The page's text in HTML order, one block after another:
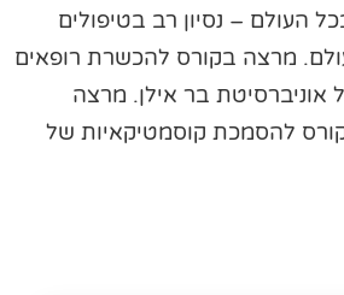
– נסיון רב בטיפולים
מרצה בקורס להכשרת רופאים
בר אילן. מרצה
להסמכת קוסמטיקאיות של